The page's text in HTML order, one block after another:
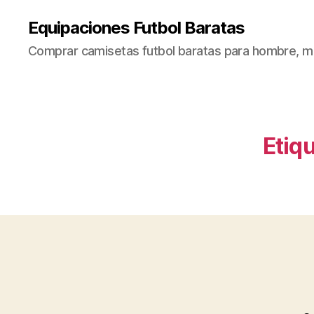
Equipaciones Futbol Baratas
Comprar camisetas futbol baratas para hombre,